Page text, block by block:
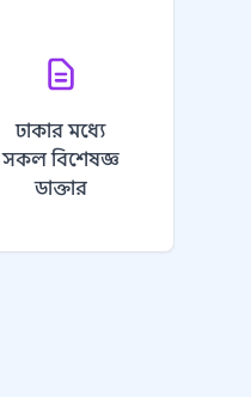
ঢাকার মধ্যে
সকল বিশেষজ্ঞ
ডাক্তার